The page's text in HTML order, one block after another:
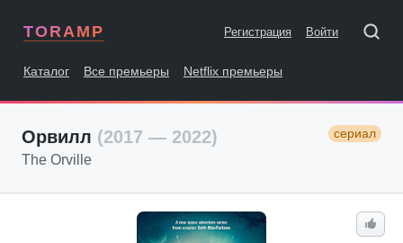
TORAMP Регистрация Войти
Каталог Все премьеры Netflix премьеры
Орвилл (2017 — 2022) сериал
The Orville